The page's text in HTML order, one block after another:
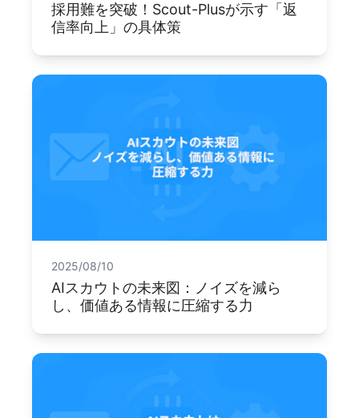
採用難を突破！Scout-Plusが示す「返
信率向上」の具体策
2025/08/10
AIスカウトの未来図：ノイズを減ら
し、価値ある情報に圧縮する力